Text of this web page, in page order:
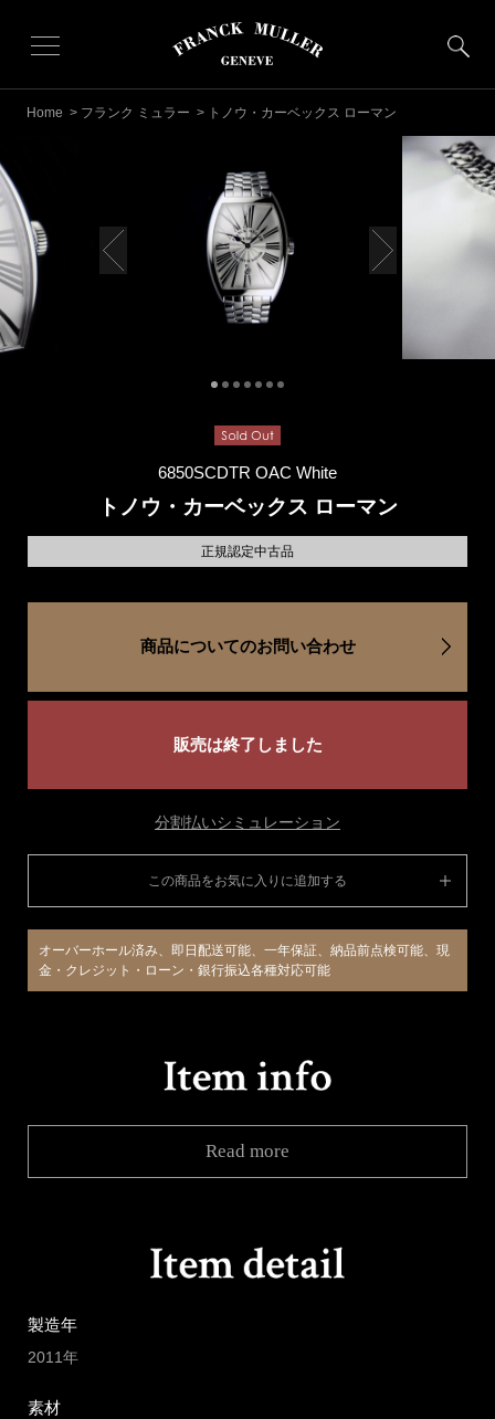
Home > フランク ミュラー > トノウ・カーベックス ローマン
6850SCDTR OAC White
トノウ・カーベックス ローマン
正規認定中古品
商品についてのお問い合わせ
販売は終了しました
分割払いシミュレーション
この商品をお気に入りに追加する
オーバーホール済み、即日配送可能、一年保証、納品前点検可能、現
金・クレジット・ローン・銀行振込各種対応可能
Read more
製造年
2011年
素材